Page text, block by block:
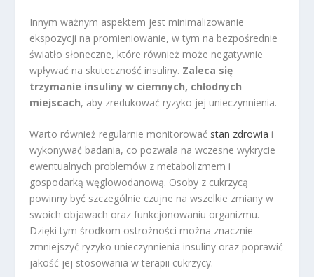
Innym ważnym aspektem jest minimalizowanie
ekspozycji na promieniowanie, w tym na bezpośrednie
światło słoneczne, które również może negatywnie
wpływać na skuteczność insuliny. Zaleca się
trzymanie insuliny w ciemnych, chłodnych
miejscach, aby zredukować ryzyko jej unieczynnienia.
Warto również regularnie monitorować stan zdrowia i
wykonywać badania, co pozwala na wczesne wykrycie
ewentualnych problemów z metabolizmem i
gospodarką węglowodanową. Osoby z cukrzycą
powinny być szczególnie czujne na wszelkie zmiany w
swoich objawach oraz funkcjonowaniu organizmu.
Dzięki tym środkom ostrożności można znacznie
zmniejszyć ryzyko unieczynnienia insuliny oraz poprawić
jakość jej stosowania w terapii cukrzycy.